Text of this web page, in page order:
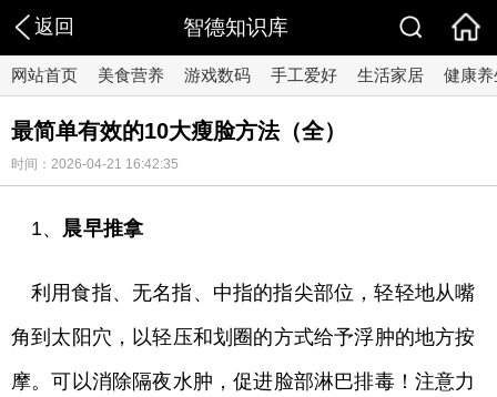
返回 智德知识库
网站首页 美食营养 游戏数码 手工爱好 生活家居 健康养
最简单有效的10大瘦脸方法（全）
时间：2026-04-21 16:42:35
1、 晨早推拿
利用食指、无名指、中指的指尖部位，轻轻地从嘴
角到太阳穴，以轻压和划圈的方式给予浮肿的地方按
摩。可以消除隔夜水肿，促进脸部淋巴排毒！注意力